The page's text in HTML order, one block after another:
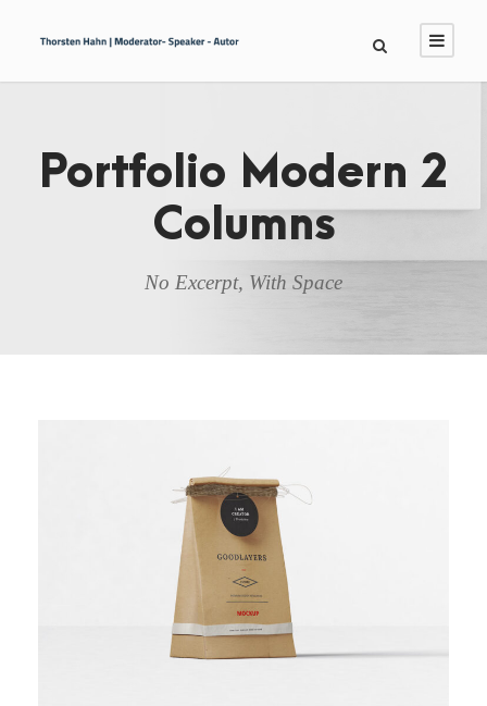
Portfolio Modern 2
Columns
No Excerpt, With Space
Bakery Packaging